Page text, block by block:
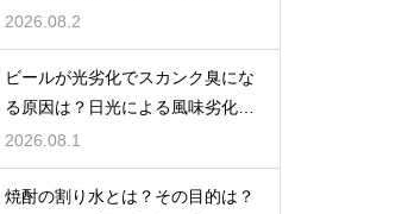
成分が析出するため
2026.08.2
ビールが光劣化でスカンク臭にな
る原因は？日光による風味劣化を
解説
2026.08.1
焼酎の割り水とは？その目的は？